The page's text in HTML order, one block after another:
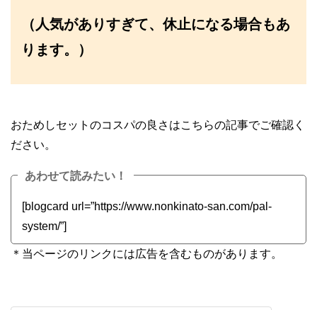
（人気がありすぎて、休止になる場合もあ
ります。）
おためしセットのコスパの良さはこちらの記事でご確認く
ださい。
あわせて読みたい！
[blogcard url=”https://www.nonkinato-san.com/pal-
system/”]
＊当ページのリンクには広告を含むものがあります。